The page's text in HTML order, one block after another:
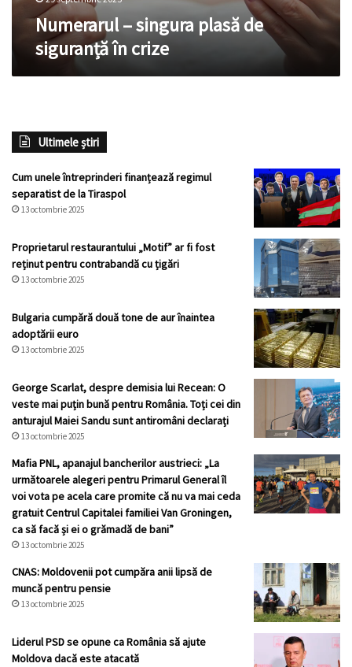
Numerarul – singura plasă de
siguranță în crize
Ultimele știri
Cum unele întreprinderi finanțează regimul
separatist de la Tiraspol
13 octombrie 2025
Proprietarul restaurantului „Motif” ar fi fost
reținut pentru contrabandă cu țigări
13 octombrie 2025
Bulgaria cumpără două tone de aur înaintea
adoptării euro
13 octombrie 2025
George Scarlat, despre demisia lui Recean: O
veste mai puțin bună pentru România. Toți cei din
anturajul Maiei Sandu sunt antiromâni declarați
13 octombrie 2025
Mafia PNL, apanajul bancherilor austrieci: „La
următoarele alegeri pentru Primarul General îl
voi vota pe acela care promite că nu va mai ceda
gratuit Centrul Capitalei familiei Van Groningen,
ca să facă și ei o grămadă de bani”
13 octombrie 2025
CNAS: Moldovenii pot cumpăra anii lipsă de
muncă pentru pensie
13 octombrie 2025
Liderul PSD se opune ca România să ajute
Moldova dacă este atacată